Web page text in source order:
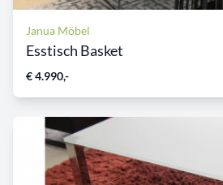
Janua Möbel
Esstisch Basket
€ 4.990,-